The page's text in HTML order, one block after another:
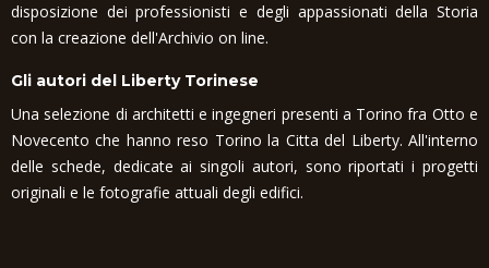
disposizione dei professionisti e degli appassionati della Storia
con la creazione dell'Archivio on line.
Gli autori del Liberty Torinese
Una selezione di architetti e ingegneri presenti a Torino fra Otto e
Novecento che hanno reso Torino la Citta del Liberty. All'interno
delle schede, dedicate ai singoli autori, sono riportati i progetti
originali e le fotografie attuali degli edifici.